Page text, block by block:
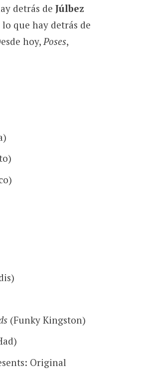
detrás de Júlbez
que hay detrás de
hoy, Poses,
(Funky Kingston)
Original